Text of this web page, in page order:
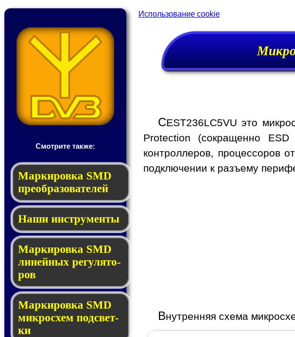
Смотрите также:
Мар­ки­ров­ка SMD
пре­об­ра­зо­ва­те­лей
Наши инструменты
Маркировка SMD
ли­ней­ных ре­гу­ля­то­
ров
Маркировка SMD
мик­ро­схем под­свет­
ки
Использование cookie
CEST236LC5VU это
Protection (сокращенно
контроллеров, процессоров
подключении к разъему
Внутренняя схема